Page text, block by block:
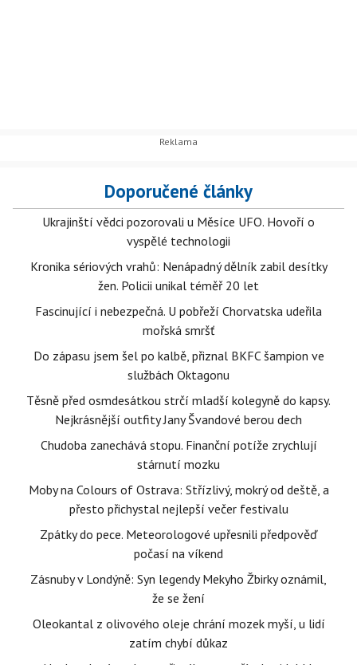
Doporučené články
Ukrajinští vědci pozorovali u Měsíce UFO. Hovoří o
vyspělé technologii
Kronika sériových vrahů: Nenápadný dělník zabil desítky
žen. Policii unikal téměř 20 let
Fascinující i nebezpečná. U pobřeží Chorvatska udeřila
mořská smršť
Do zápasu jsem šel po kalbě, přiznal BKFC šampion ve
službách Oktagonu
Těsně před osmdesátkou strčí mladší kolegyně do kapsy.
Nejkrásnější outfity Jany Švandové berou dech
Chudoba zanechává stopu. Finanční potíže zrychlují
stárnutí mozku
Moby na Colours of Ostrava: Střízlivý, mokrý od deště, a
přesto přichystal nejlepší večer festivalu
Zpátky do pece. Meteorologové upřesnili předpověď
počasí na víkend
Zásnuby v Londýně: Syn legendy Mekyho Žbirky oznámil,
že se žení
Oleokantal z olivového oleje chrání mozek myší, u lidí
zatím chybí důkaz